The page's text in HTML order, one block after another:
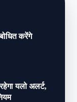
करेंगे
यलो अलर्ट,